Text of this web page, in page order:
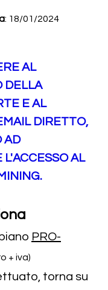
: 18/01/2024
AL
DELLA
E AL
DIRETTO,
AD
L'ACCESSO AL
PRO-
+ iva)
torna su